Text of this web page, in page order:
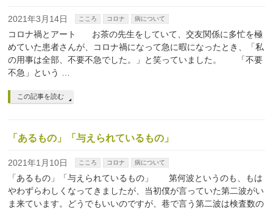
2021年3月14日 こころ コロナ 病について
コロナ禍とアート お茶の先生をしていて、交友関係に多忙を極
めていた患者さんが、コロナ禍になって急に暇になったとき、「私
の用事は全部、不要不急でした。」と笑っていました。 「不要
不急」という …
この記事を読む
「あるもの」「与えられているもの」
2021年1月10日 こころ コロナ 病について
「あるもの」「与えられているもの」 第何波というのも、もは
やわずらわしくなってきましたが、当初僕が言っていた第二波がい
ま来ています。どうでもいいのですが、巷で言う第二波は検査数の